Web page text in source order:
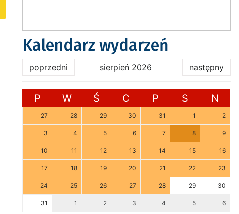
Kalendarz wydarzeń
poprzedni sierpień 2026 następny
P W Ś C P S N
27 28 29 30 31 1 2
3 4 5 6 7 8 9
10 11 12 13 14 15 16
17 18 19 20 21 22 23
24 25 26 27 28 29 30
31 1 2 3 4 5 6